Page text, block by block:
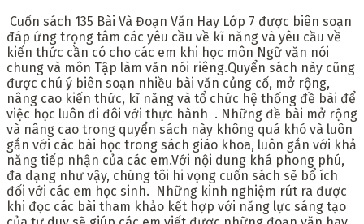
Cuốn sách 135 Bài Và Đoạn Văn Hay Lớp 7 được biên soạn
đáp ứng trọng tâm các yêu cầu về kĩ năng và yêu cầu về
kiến thức cần có cho các em khi học môn Ngữ văn nói
chung và môn Tập làm văn nói riêng.Quyển sách này cũng
được chú ý biên soạn nhiều bài văn củng cố, mở rộng,
nâng cao kiến thức, kĩ năng và tổ chức hệ thống đề bài để
việc học luôn đi đôi với thực hành . Những đề bài mở rộng
và nâng cao trong quyển sách này không quá khó và luôn
gắn với các bài học trong sách giáo khoa, luôn gắn với khả
năng tiếp nhận của các em.Với nội dung khá phong phú,
đa dạng như vậy, chúng tôi hi vọng cuốn sách sẽ bổ ích
đối với các em học sinh. Những kinh nghiệm rút ra được
khi đọc các bài tham khảo kết hợp với năng lực sáng tạo